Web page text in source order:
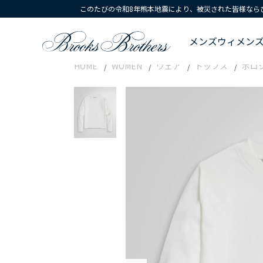
このたびの令和8年熊本地震により、被災された皆様な
メンズウィメン
HOME WOMEN ウェア トップス ポロ